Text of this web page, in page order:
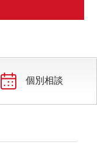
個別相談